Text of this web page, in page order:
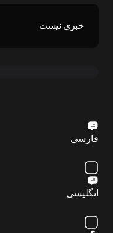
خبری نیست
فارسی
انگلیسی